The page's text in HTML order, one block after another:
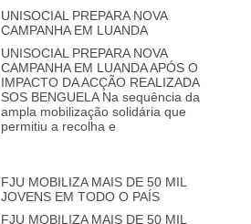
UNISOCIAL PREPARA NOVA
CAMPANHA EM LUANDA
UNISOCIAL PREPARA NOVA
CAMPANHA EM LUANDA APÓS O
IMPACTO DA ACÇÃO REALIZADA
SOS BENGUELA Na sequência da
ampla mobilização solidária que
permitiu a recolha e
FJU MOBILIZA MAIS DE 50 MIL
JOVENS EM TODO O PAÍS
FJU MOBILIZA MAIS DE 50 MIL